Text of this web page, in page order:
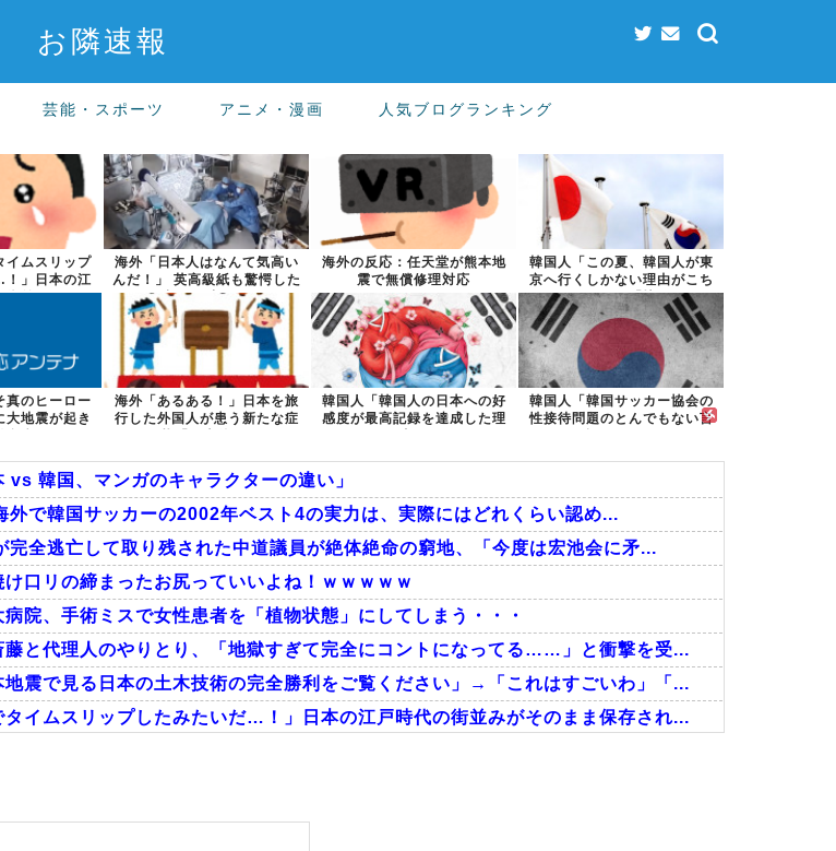
お隣速報
芸能・スポーツ アニメ・漫画 人気ブログランキング
イムスリップ
」日本の江
街並...
海外「日本人はなんて気高い
んだ！」 英高級紙も驚愕した
極限の中の...
海外の反応：任天堂が熊本地
震で無償修理対応
韓国人「この夏、韓国人が東
京へ行くしかない理由がこち
ら…」→「快...
真のヒーロー
大地震が起き
海外「あるある！」日本を旅
行した外国人が患う新たな症
韓国人「韓国人の日本への好
感度が最高記録を達成した理
韓国人「韓国サッカー協会の
性接待問題のとんでもない言
vs 韓国、マンガのキャラクターの違い」
外で韓国サッカーの2002年ベスト4の実力は、実際にはどれくらい認め...
完全逃亡して取り残された中道議員が絶体絶命の窮地、「今度は宏池会に矛...
け口リの締まったお尻っていいよね！ｗｗｗｗｗ
病院、手術ミスで女性患者を「植物状態」にしてしまう・・・
藤と代理人のやりとり、「地獄すぎて完全にコントになってる……」と衝撃を受...
地震で見る日本の土木技術の完全勝利をご覧ください」→「これはすごいわ」「...
タイムスリップしたみたいだ…！」日本の江戸時代の街並みがそのまま保存され...
未来は安泰だ」16歳MF三井寺眞、衝撃ゴール！久保建英超え歴代2位の記...